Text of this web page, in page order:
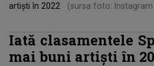
artiști în 2022
(sursa foto: Instagram
Iată clasamentele
mai buni artiști în